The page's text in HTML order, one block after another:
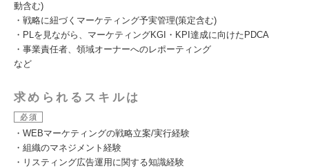
動含む)
・戦略に紐づくマーケティング予実管理(策定含む)
・PLを見ながら、マーケティングKGI・KPI達成に向けたPDCA
・事業責任者、領域オーナーへのレポーティング
など
求められるスキルは
必須
・WEBマーケティングの戦略立案/実行経験
・組織のマネジメント経験
・リスティング広告運用に関する知識経験